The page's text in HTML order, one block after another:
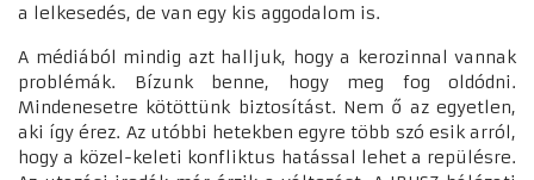
a lelkesedés, de van egy kis aggodalom is.
A médiából mindig azt halljuk, hogy a kerozinnal vannak
problémák. Bízunk benne, hogy meg fog oldódni.
Mindenesetre kötöttünk biztosítást. Nem ő az egyetlen,
aki így érez. Az utóbbi hetekben egyre több szó esik arról,
hogy a közel-keleti konfliktus hatással lehet a repülésre.